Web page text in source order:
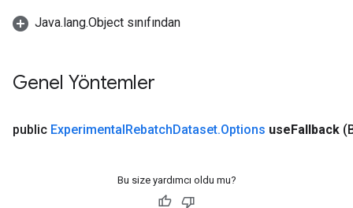
Java.lang.Object sınıfından
Genel Yöntemler
public ExperimentalRebatchDataset.Options useFallback
Bu size yardımcı oldu mu?